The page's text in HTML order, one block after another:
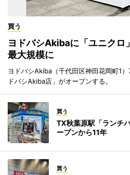
買う
ヨドバシAkibaに「ユニク
最大規模に
ヨドバシAkiba（千代田区神田花岡町1
ドバシAkiba店」がオープンする。
買う
TX秋葉原駅「ランチ
ープンから11年
買う